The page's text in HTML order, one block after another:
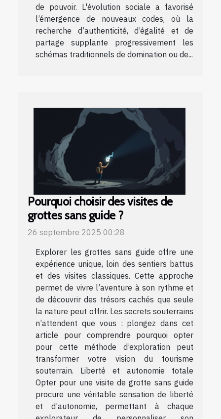
de pouvoir. L'évolution sociale a favorisé
l’émergence de nouveaux codes, où la
recherche d’authenticité, d’égalité et de
partage supplante progressivement les
schémas traditionnels de domination ou de...
Pourquoi choisir des visites de
grottes sans guide ?
26 septembre 2025 00:28
Explorer les grottes sans guide offre une
expérience unique, loin des sentiers battus
et des visites classiques. Cette approche
permet de vivre l’aventure à son rythme et
de découvrir des trésors cachés que seule
la nature peut offrir. Les secrets souterrains
n’attendent que vous : plongez dans cet
article pour comprendre pourquoi opter
pour cette méthode d’exploration peut
transformer votre vision du tourisme
souterrain. Liberté et autonomie totale
Opter pour une visite de grotte sans guide
procure une véritable sensation de liberté
et d’autonomie, permettant à chaque